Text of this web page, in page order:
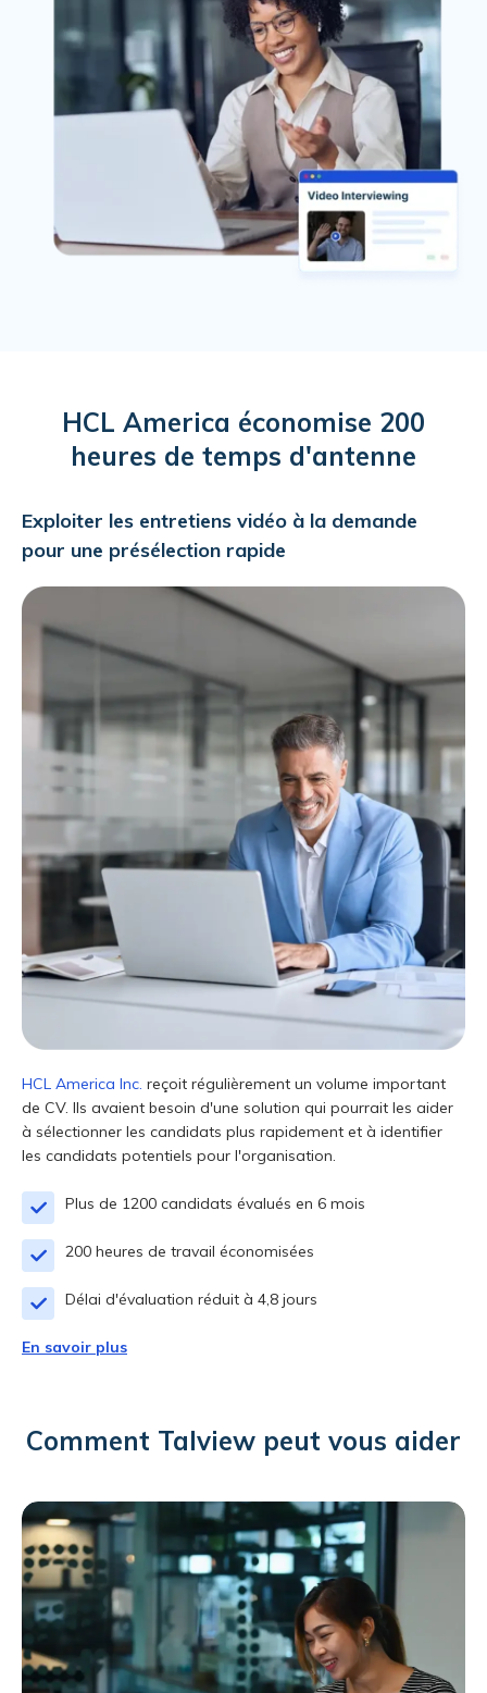
HCL America économise 200
heures de temps d'antenne
Exploiter les entretiens vidéo à la demande
pour une présélection rapide
HCL America Inc. reçoit régulièrement un volume important
de CV. Ils avaient besoin d'une solution qui pourrait les aider
à sélectionner les candidats plus rapidement et à identifier
les candidats potentiels pour l'organisation.
Plus de 1200 candidats évalués en 6 mois
200 heures de travail économisées
Délai d'évaluation réduit à 4,8 jours
En savoir plus
Comment Talview peut vous aider